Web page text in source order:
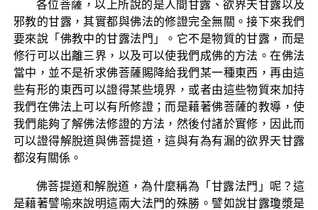
各位菩薩，以上所說的是人間甘露、欲界天甘露以及
邪教的甘露，其實都與佛法的修證完全無關。接下來我們
要來說「佛教中的甘露法門」。它不是物質的甘露，而是
修行可以出離三界，以及可以使我們成佛的方法。在佛法
當中，並不是祈求佛菩薩賜降給我們某一種東西，再由這
些有形的東西可以證得某些境界，或者由這些物質來加持
我們在佛法上可以有所修證；而是藉著佛菩薩的教導，使
我們能夠了解佛法修證的方法，然後付諸於實修，因此而
可以證得解脫道與佛菩提道，這與有為有漏的欲界天甘露
都沒有關係。
佛菩提道和解脫道，為什麼稱為「甘露法門」呢？這
是藉著譬喻來說明這兩大法門的殊勝。譬如說甘露瓊漿是